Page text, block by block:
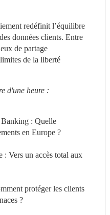
redéfinit l’équilibre
données clients. Entre
de partage
de la liberté
d'une heure :
: Quelle
en Europe ?
Vers un accès total aux
protéger les clients
?